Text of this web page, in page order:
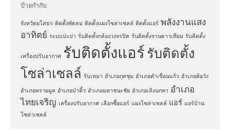
ป้ายกำกับ
จังหวัดยโสธร ติดตั้งพัดลม ติดตั้งแผงโซล่าเซลล์ ติดตั้งแอร์ พลังงานแสง
อาทิตย์ ระบบปะปา รับติดตั้งกล้องวงจรปิด รับติดตั้งจานดาวเทียม รับติดตั้ง
เครื่องปรับอากาศ รับติดตั้งแอร์รับติดตั้ง
โซล่าเซลล์ รับเหมา อำเภอกุดชุม อำเภอคำเขื่อนแก้ว อำเภอค้อวัง
อำเภอทรายมูล อำเภอป่าติ้ว อำเภอมหาชนะชัย อำเภอเลิงนกทา อำเภอ
ไทยเจริญ เครื่องปรับอากาศ เลือกซื้อแอร์ แผงโซล่าเซลล์ แอร์ แอร์บ้าน
โซล่าเซลล์